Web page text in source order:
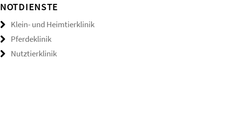
NOTDIENSTE
Klein- und Heimtierklinik
Pferdeklinik
Nutztierklinik